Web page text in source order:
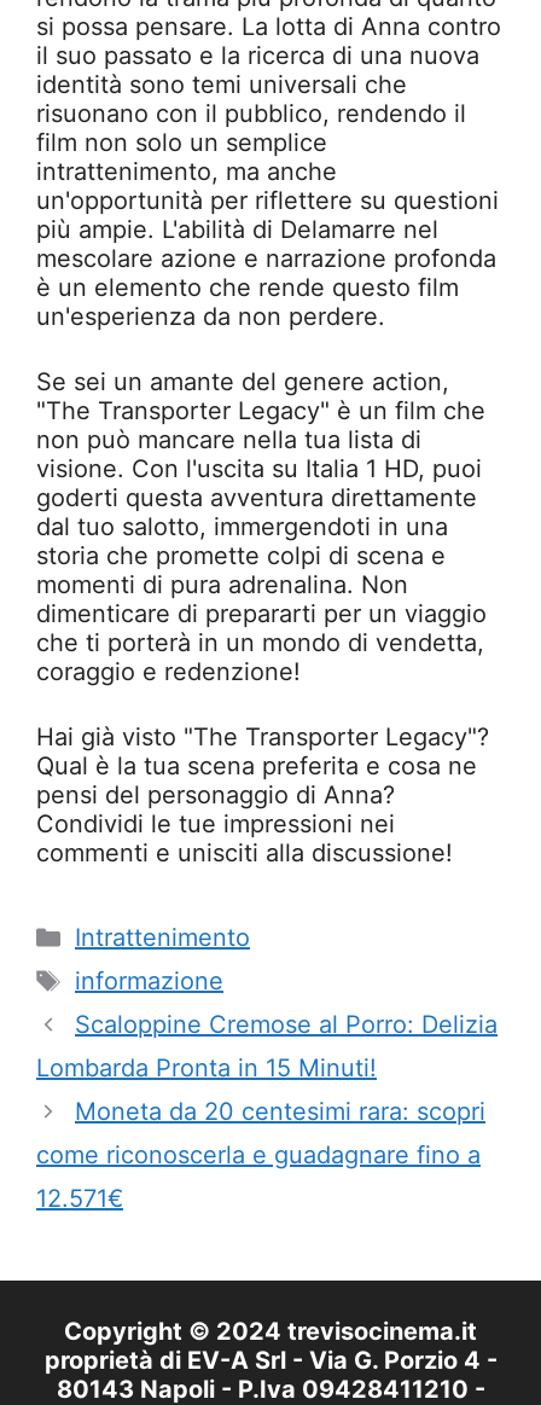
si possa pensare. La lotta di Anna contro
il suo passato e la ricerca di una nuova
identità sono temi universali che
risuonano con il pubblico, rendendo il
film non solo un semplice
intrattenimento, ma anche
un'opportunità per riflettere su questioni
più ampie. L'abilità di Delamarre nel
mescolare azione e narrazione profonda
è un elemento che rende questo film
un'esperienza da non perdere.
Se sei un amante del genere action,
"The Transporter Legacy" è un film che
non può mancare nella tua lista di
visione. Con l'uscita su Italia 1 HD, puoi
goderti questa avventura direttamente
dal tuo salotto, immergendoti in una
storia che promette colpi di scena e
momenti di pura adrenalina. Non
dimenticare di prepararti per un viaggio
che ti porterà in un mondo di vendetta,
coraggio e redenzione!
Hai già visto "The Transporter Legacy"?
Qual è la tua scena preferita e cosa ne
pensi del personaggio di Anna?
Condividi le tue impressioni nei
commenti e unisciti alla discussione!
Categorie
Intrattenimento
Tag
informazione
Scaloppine Cremose al Porro: Delizia
Lombarda Pronta in 15 Minuti!
Moneta da 20 centesimi rara: scopri
come riconoscerla e guadagnare fino a
12.571€
Copyright © 2024 trevisocinema.it
proprietà di EV-A Srl - Via G. Porzio 4 -
80143 Napoli - P.Iva 09428411210 -